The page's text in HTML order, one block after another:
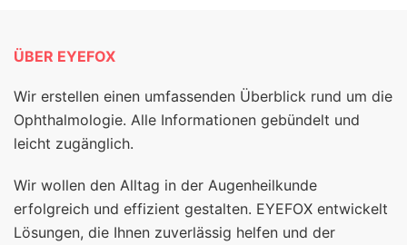
ÜBER EYEFOX
Wir erstellen einen umfassenden Überblick rund um die
Ophthalmologie. Alle Informationen gebündelt und
leicht zugänglich.
Wir wollen den Alltag in der Augenheilkunde
erfolgreich und effizient gestalten. EYEFOX entwickelt
Lösungen, die Ihnen zuverlässig helfen und der